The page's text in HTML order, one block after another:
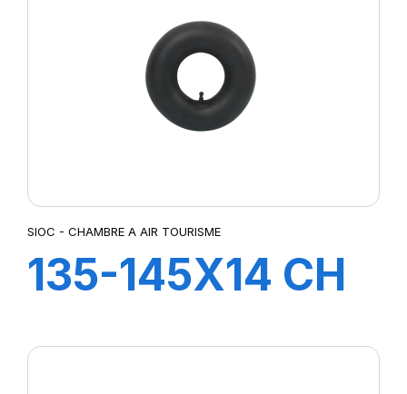
SIOC - CHAMBRE A AIR TOURISME
135-145X14 CH